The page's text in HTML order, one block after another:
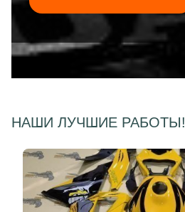
НАШИ ЛУЧШИЕ РАБОТЫ!